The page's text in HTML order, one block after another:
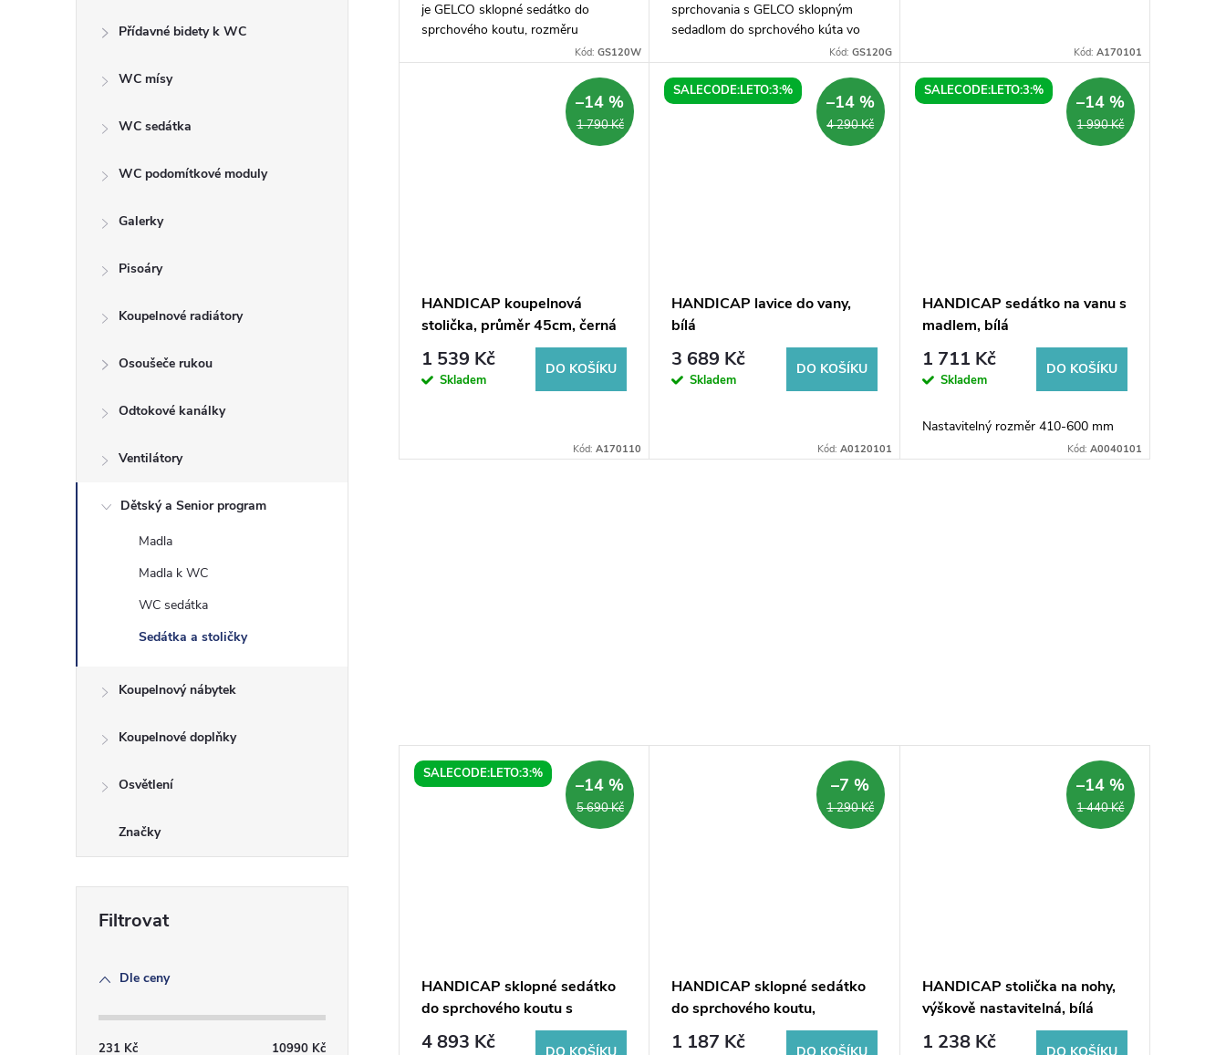
Přídavné bidety k WC
WC mísy
WC sedátka
WC podomítkové moduly
Galerky
Pisoáry
Koupelnové radiátory
Osoušeče rukou
Odtokové kanálky
Ventilátory
Dětský a Senior program
Madla
Madla k WC
WC sedátka
Sedátka a stoličky
Koupelnový nábytek
Koupelnové doplňky
Osvětlení
Značky
Dle ceny
231 Kč 10990 Kč
u
je GELCO sklopné sedátko do
sprchového koutu, rozměru
32,5x32,5cm a v elegantní bílé
Kód:GS120W
sprchovania s GELCO sklopným
sedadlom do sprchového kúta vo
veľkosti 32,5x32,5cm. Toto moderné
odtieni šedej Vám...
Kód: GS120G Kód: A170101
1 790 Kč
–14 %
HANDICAP koupelnová
stolička, průměr 45cm, černá
1 539 Kč
Skladem
DO KOŠÍKU
Kód:A170110
SALECODE:LETO:3:%
4 290 Kč
–14 %
HANDICAP lavice do vany,
bílá
3 689 Kč
Skladem
DO KOŠÍKU
Kód: A0120101
SALECODE:LETO:3:%
1 990 Kč
–14 %
HANDICAP sedátko na vanu s
madlem, bílá
1 711 Kč
Skladem
DO KOŠÍKU
Nastavitelný rozměr 410-600 mm
Kód: A0040101
SALECODE:LETO:3:%
5 690 Kč
–14 %
HANDICAP sklopné sedátko
do sprchového koutu s
opěrnou nohou, 44x45cm, bílá
4 893 Kč
1 290 Kč
–7 %
HANDICAP sklopné sedátko
do sprchového koutu,
32x33cm, bílá
1 187 Kč
1 440 Kč
–14 %
HANDICAP stolička na nohy,
výškově nastavitelná, bílá
1 238 Kč